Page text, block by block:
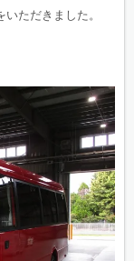
ただきました。